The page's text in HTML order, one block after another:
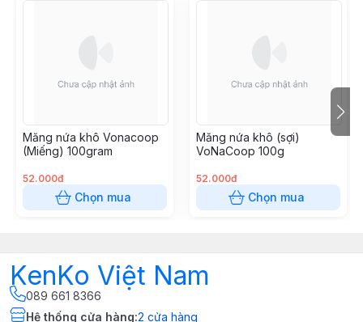
Măng nứa khô Vonacoop
(Miếng) 100gram
52.000đ
Chọn mua
Măng nứa khô (sợi)
VoNaCoop 100g
52.000đ
Chọn mua
KenKo Việt Nam
089 661 8366
Hệ thống cửa hàng:2 cửa hàng